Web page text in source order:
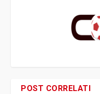
POST CORRELATI